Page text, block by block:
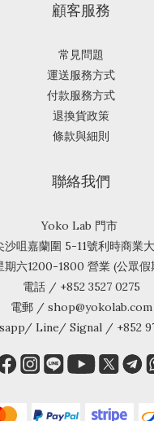
顧客服務
常見問題
運送服務方式
付款服務方式
退換貨政策
條款與細則
聯絡我們
Yoko Lab 門市
沙咀嘉蘭圍 5-11號利時商業
期六1200-1800 營業 (公眾假
電話 / +852 3527 0275
電郵 / shop@yokolab.com
Line/ Signal / +852